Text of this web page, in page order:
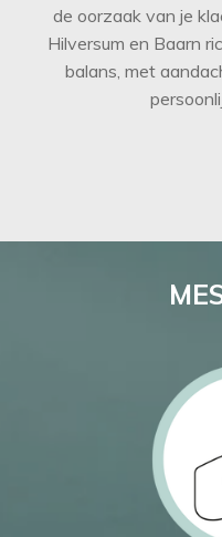
de oorzaak van je
Hilversum en Baarn
balans, met